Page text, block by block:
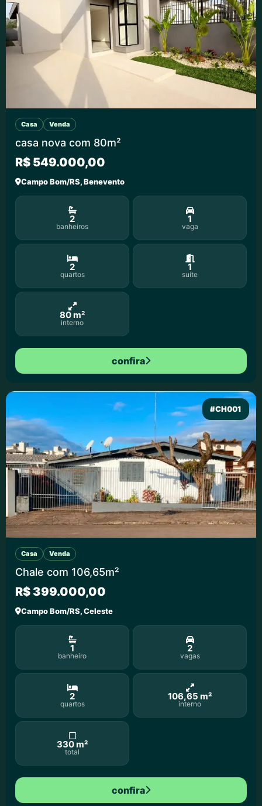
Casa Venda
casa nova com 80m²
R$ 549.000,00
Campo Bom/RS, Benevento
2
banheiros
1
vaga
2
quartos
1
suíte
80 m²
interno
confira
#CH001
Casa Venda
Chale com 106,65m²
R$ 399.000,00
Campo Bom/RS, Celeste
1
banheiro
2
vagas
2
quartos
106,65 m²
interno
330 m²
total
confira